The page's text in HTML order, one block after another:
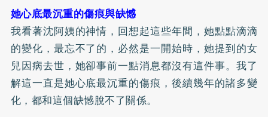
她心底最沉重的傷痕與缺憾
我看著沈阿姨的神情，回想起這些年間，她點點滴滴
的變化，最忘不了的，必然是一開始時，她提到的女
兒因病去世，她卻事前一點消息都沒有這件事。我了
解這一直是她心底最沉重的傷痕，後續幾年的諸多變
化，都和這個缺憾脫不了關係。